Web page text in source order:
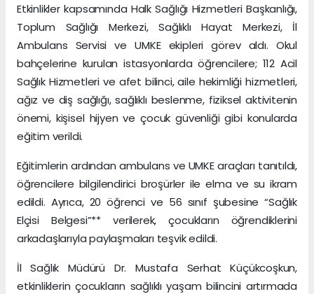
Etkinlikler kapsamında Halk Sağlığı Hizmetleri Başkanlığı,
Toplum Sağlığı Merkezi, Sağlıklı Hayat Merkezi, İl
Ambulans Servisi ve UMKE ekipleri görev aldı. Okul
bahçelerine kurulan istasyonlarda öğrencilere; 112 Acil
Sağlık Hizmetleri ve afet bilinci, aile hekimliği hizmetleri,
ağız ve diş sağlığı, sağlıklı beslenme, fiziksel aktivitenin
önemi, kişisel hijyen ve çocuk güvenliği gibi konularda
eğitim verildi.
Eğitimlerin ardından ambulans ve UMKE araçları tanıtıldı,
öğrencilere bilgilendirici broşürler ile elma ve su ikram
edildi. Ayrıca, 20 öğrenci ve 56 sınıf şubesine “Sağlık
Elçisi Belgesi”** verilerek, çocukların öğrendiklerini
arkadaşlarıyla paylaşmaları teşvik edildi.
İl Sağlık Müdürü Dr. Mustafa Serhat Küçükcoşkun,
etkinliklerin çocukların sağlıklı yaşam bilincini artırmada